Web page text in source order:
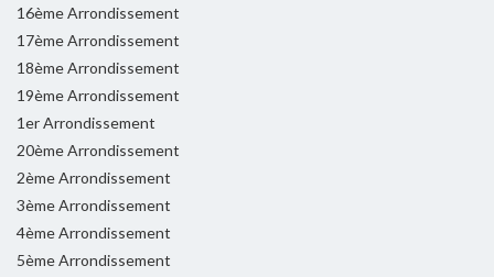
16ème Arrondissement
17ème Arrondissement
18ème Arrondissement
19ème Arrondissement
1er Arrondissement
20ème Arrondissement
2ème Arrondissement
3ème Arrondissement
4ème Arrondissement
5ème Arrondissement